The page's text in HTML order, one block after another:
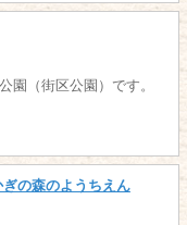
園（街区公園）です。
の森のようちえん